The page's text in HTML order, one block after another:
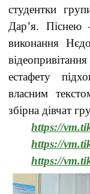
студентки
Дар’я. Піснею
виконання
естафету
власним
збірна дівчат
https://
https://
https://